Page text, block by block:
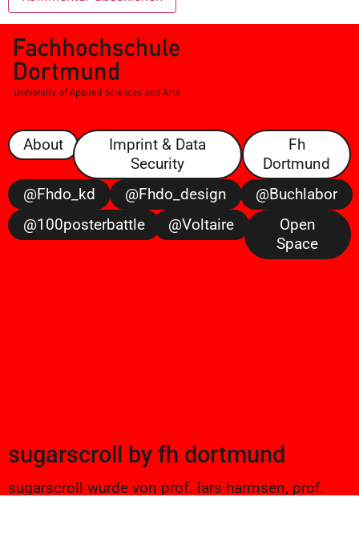
About
Imprint & Data
Security
Fh
Dortmund
@fhdo_kd
@fhdo_design
@buchlabor
@100posterbattle
@voltaire
Open
Space
sugarscroll by fh dortmund
sugarscroll wurde von prof. lars harmsen, prof.